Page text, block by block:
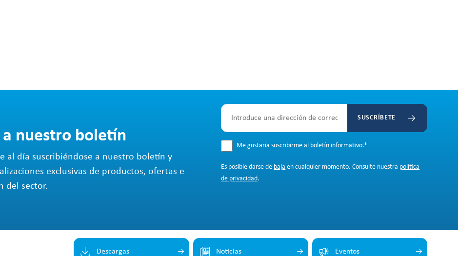
nuestro boletín
al día suscribiéndose a nuestro boletín y
exclusivas de productos, ofertas e
del sector.
SUSCRÍBETE
Me gustaría suscribirme al boletín informativo.*
Es posible darse de baja en cualquier momento. Consulte nuestra política
de privacidad.
Descargas Noticias Eventos